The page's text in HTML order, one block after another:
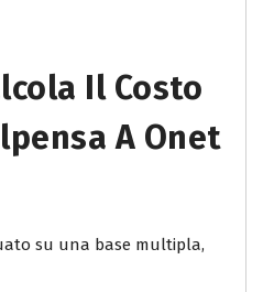
Il Costo
A Onet
su una base multipla,